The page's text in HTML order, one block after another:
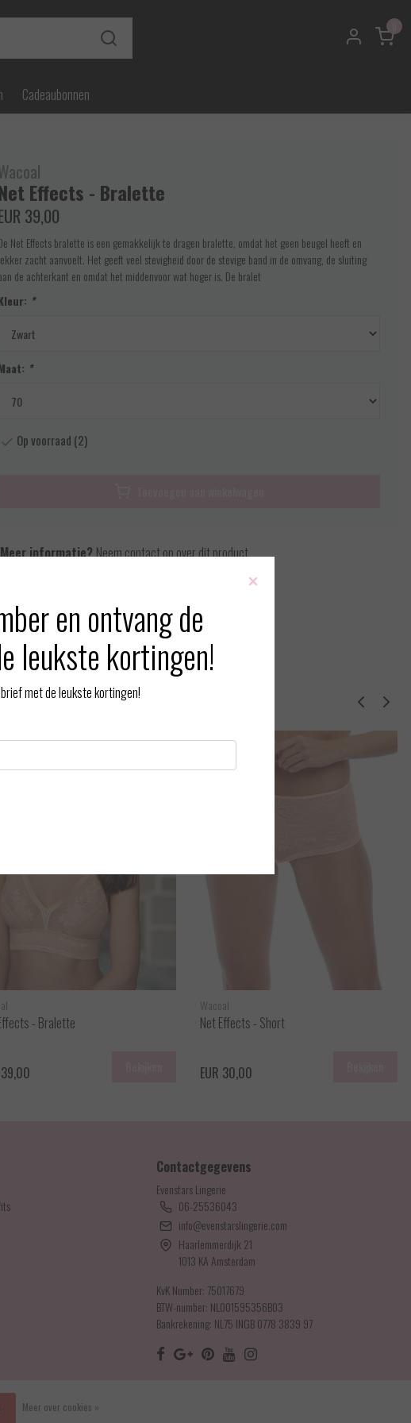
Cadeaubonnen
Effects - Bralette
39,00
Net Effects bralette is een gemakkelijk te dragen bralette, omdat het geen beugel heeft en
zacht aanvoelt. Het geeft veel stevigheid door de stevige band in de omvang, de sluiting
de achterkant en omdat het middenvoor wat hoger is. De bralet
*
*
Op voorraad (2)
Meer informatie?Neem contact op over dit product
producten
- Bralette
39,00
Wacoal
Net Effects - Short
EUR 30,00
Contactgegevens
Evenstars Lingerie
06-25536043
info@evenstarslingerie.com
Haarlemmerdijk 21
1013 KA Amsterdam
KvK Number: 75017679
BTW-number: NL001595356B03
Bankrekening: NL75 INGB 0778 3839 97
×
en ontvang de
leukste kortingen!
met de leukste kortingen!
Meer over cookies »